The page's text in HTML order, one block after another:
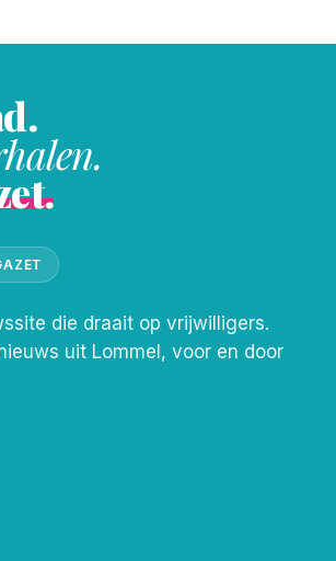
die draait op vrijwilligers.
uit Lommel, voor en door